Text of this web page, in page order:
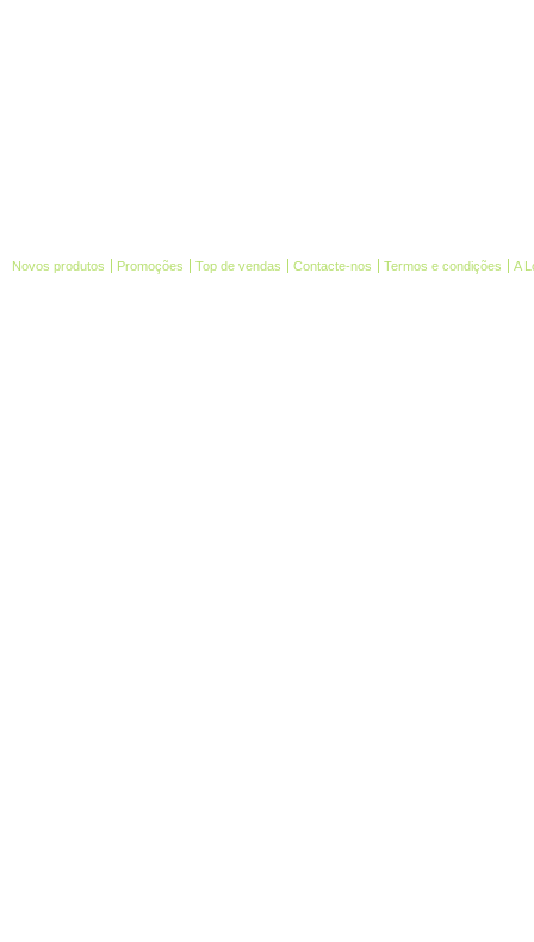
Novos produtos Promoções Top de vendas Contacte-nos Termos e condições A